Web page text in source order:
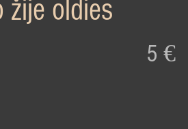
žije oldies
5 €